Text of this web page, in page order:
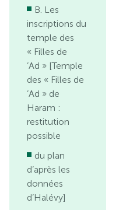
B. Les
inscriptions du
temple des
« Filles de
’Ad » [Temple
des « Filles de
’Ad » de
Haram :
restitution
possible
du plan
d’après les
données
d’Halévy]